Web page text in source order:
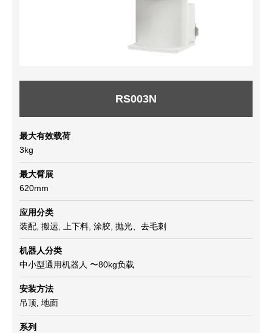
RS003N
最大有效载荷
3kg
最大臂展
620mm
应用分类
装配, 搬运, 上下料, 涂胶, 抛光、去毛刺
机器人分类
中小型通用机器人 〜80kg负载
安装方法
吊顶, 地面
系列